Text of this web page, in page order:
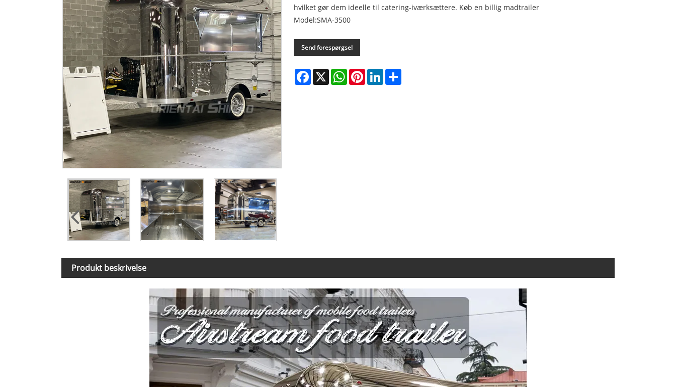
hvilket gør dem ideelle til catering-iværksættere. Køb en billig madtrailer
Model:SMA-3500
Send forespørgsel
Facebook
X WhatsAppPinterestLinkedIn
Produkt beskrivelse